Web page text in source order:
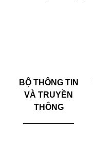
BỘ THÔNG TIN
VÀ TRUYỀN
THÔNG